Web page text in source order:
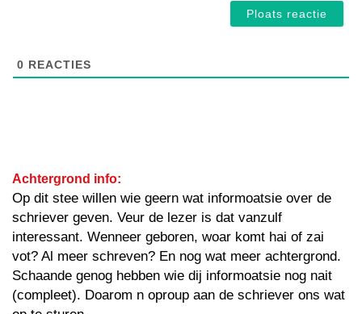
0 REACTIES
Achtergrond info:
Op dit stee willen wie geern wat informoatsie over de
schriever geven. Veur de lezer is dat vanzulf
interessant. Wenneer geboren, woar komt hai of zai
vot? Al meer schreven? En nog wat meer achtergrond.
Schaande genog hebben wie dij informoatsie nog nait
(compleet). Doarom n oproup aan de schriever ons wat